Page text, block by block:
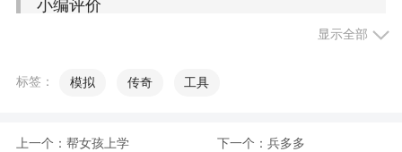
小编评价
派或门派，进行社交和互动
法，在各个地图关卡之中自由的打怪杀敌，带来一
显示全部
标签： 模拟 传奇 工具
上一个： 帮女孩上学 下一个： 兵多多